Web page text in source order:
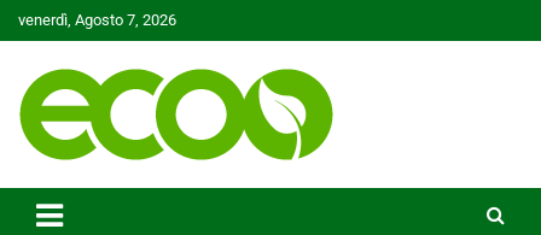
to
venerdì, Agosto 7, 2026
Ecoo.it